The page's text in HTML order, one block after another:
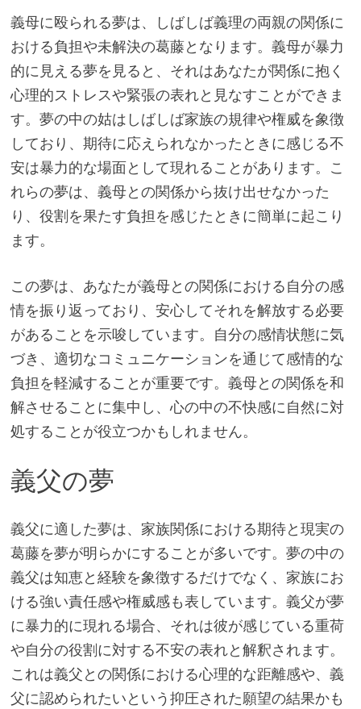
義母に殴られる夢は、しばしば義理の両親の関係に
おける負担や未解決の葛藤となります。義母が暴力
的に見える夢を見ると、それはあなたが関係に抱く
心理的ストレスや緊張の表れと見なすことができま
す。夢の中の姑はしばしば家族の規律や権威を象徴
しており、期待に応えられなかったときに感じる不
安は暴力的な場面として現れることがあります。こ
れらの夢は、義母との関係から抜け出せなかった
り、役割を果たす負担を感じたときに簡単に起こり
ます。
この夢は、あなたが義母との関係における自分の感
情を振り返っており、安心してそれを解放する必要
があることを示唆しています。自分の感情状態に気
づき、適切なコミュニケーションを通じて感情的な
負担を軽減することが重要です。義母との関係を和
解させることに集中し、心の中の不快感に自然に対
処することが役立つかもしれません。
義父の夢
義父に適した夢は、家族関係における期待と現実の
葛藤を夢が明らかにすることが多いです。夢の中の
義父は知恵と経験を象徴するだけでなく、家族にお
ける強い責任感や権威感も表しています。義父が夢
に暴力的に現れる場合、それは彼が感じている重荷
や自分の役割に対する不安の表れと解釈されます。
これは義父との関係における心理的な距離感や、義
父に認められたいという抑圧された願望の結果かも